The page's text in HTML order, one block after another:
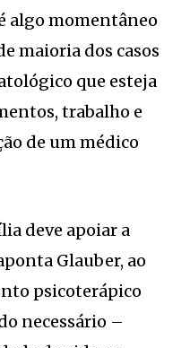
algo momentâneo
maioria dos casos
que esteja
trabalho e
de um médico
deve apoiar a
Glauber, ao
psicoterápico
necessário –